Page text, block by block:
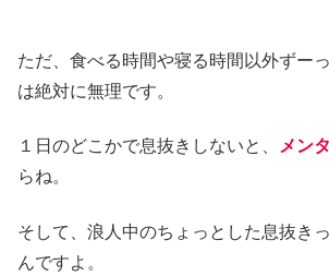
ただ、食べる時間や寝る時間以外ずー
は絶対に無理です。
１日のどこかで息抜きしないと、 メン
らね。
そして、浪人中のちょっとした息抜きっ
んですよ。